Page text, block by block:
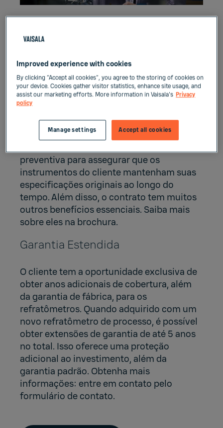
Contrato Care
O contrato Care é um serviço destinado a
clientes que desejam garantir a
continuidade da produção, assegurando a
operação prolongada e confiável dos
instrumentos de medição. No contrato
Care, realizamos verificações de
preventiva para assegurar que os
instrumentos do cliente mantenham suas
especificações originais ao longo do
tempo. Além disso, o contrato tem muitos
outros benefícios essenciais. Saiba mais
sobre eles na brochura.
Garantia Estendida
O cliente tem a oportunidade exclusiva de
obter anos adicionais de cobertura, além
da garantia de fábrica, para os
refratômetros. Quando adquirido com um
novo refratômetro de processo, é possível
obter extensões de garantia de até 5 anos
no total. Isso oferece uma proteção
adicional ao investimento, além da
garantia padrão. Obtenha mais
informações: entre em contato pelo
formulário de contato.
Improved experience with cookies
By clicking “Accept all cookies”, you agree to the storing of cookies on
your device. Cookies gather visitor statistics, enhance site usage, and
assist our marketing efforts. More information in Vaisala's Privacy
policy
Accept all cookies
Manage settings